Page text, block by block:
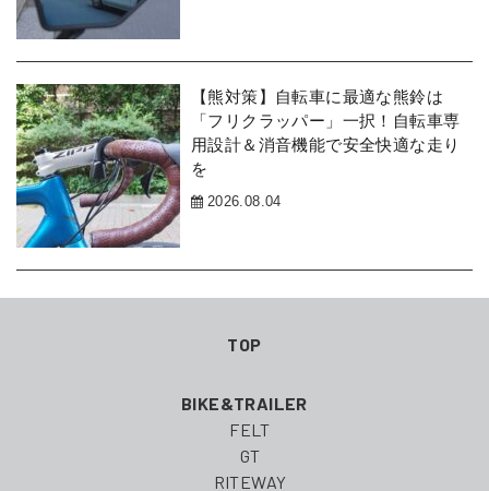
【熊対策】自転車に最適な熊鈴は
「フリクラッパー」一択！自転車専
用設計＆消音機能で安全快適な走り
を
2026.08.04
TOP
BIKE&TRAILER
FELT
GT
RITEWAY